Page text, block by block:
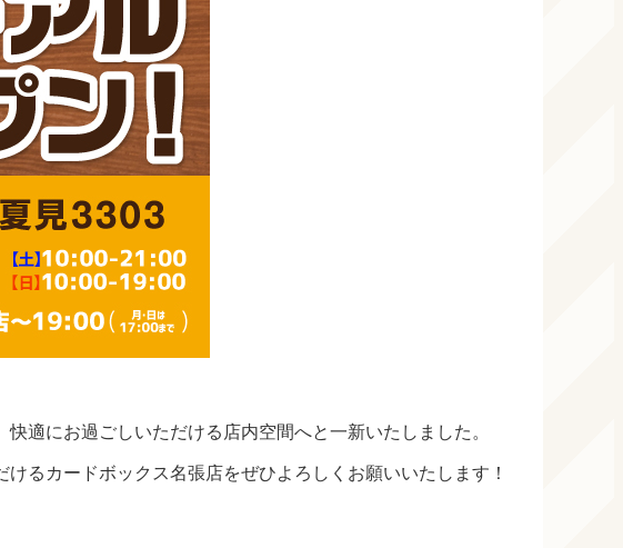
適にお過ごしいただける店内空間へと一新いたしました。
るカードボックス名張店をぜひよろしくお願いいたします！